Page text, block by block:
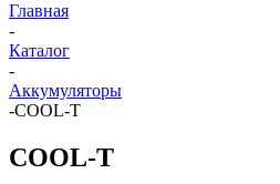
Главная
-
Каталог
-
Аккумуляторы
-COOL-T
COOL-T